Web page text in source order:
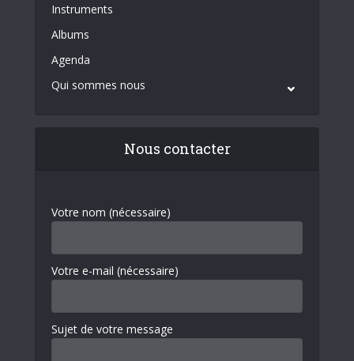
Instruments
Albums
Agenda
Qui sommes nous
Nous contacter
Votre nom (nécessaire)
Votre e-mail (nécessaire)
Sujet de votre message